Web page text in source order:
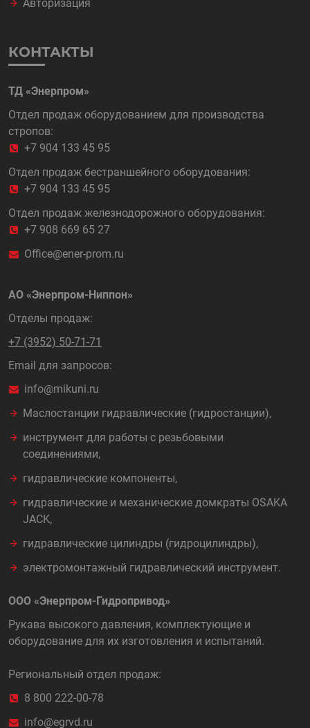
Авторизация
КОНТАКТЫ
ТД «Энерпром»
Отдел продаж оборудованием для производства
стропов:
+7 904 133 45 95
Отдел продаж бестраншейного оборудования:
+7 904 133 45 95
Отдел продаж железнодорожного оборудования:
+7 908 669 65 27
Office@ener-prom.ru
АО «Энерпром-Ниппон»
Отделы продаж:
+7 (3952) 50-71-71
Email для запросов:
info@mikuni.ru
Маслостанции гидравлические (гидростанции),
инструмент для работы с резьбовыми
соединениями,
гидравлические компоненты,
гидравлические и механические домкраты OSAKA
JACK,
гидравлические цилиндры (гидроцилиндры),
электромонтажный гидравлический инструмент.
ООО «Энерпром-Гидропривод»
Рукава высокого давления, комплектующие и
оборудование для их изготовления и испытаний.
Региональный отдел продаж:
8 800 222-00-78
info@egrvd.ru